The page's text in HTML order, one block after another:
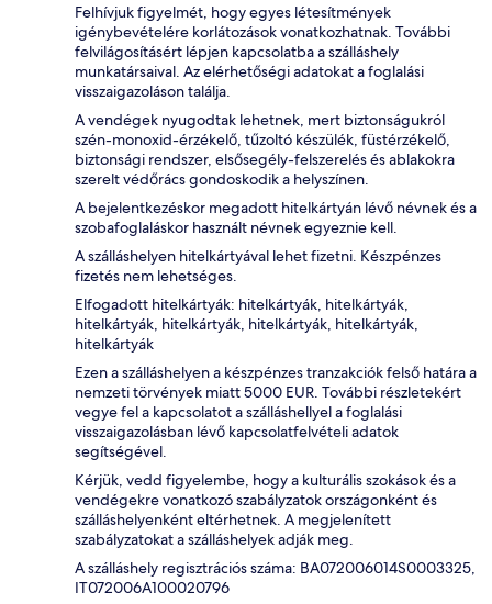
Felhívjuk figyelmét, hogy egyes létesítmények
igénybevételére korlátozások vonatkozhatnak. További
felvilágosításért lépjen kapcsolatba a szálláshely
munkatársaival. Az elérhetőségi adatokat a foglalási
visszaigazoláson találja.
A vendégek nyugodtak lehetnek, mert biztonságukról
szén-monoxid-érzékelő, tűzoltó készülék, füstérzékelő,
biztonsági rendszer, elsősegély-felszerelés és ablakokra
szerelt védőrács gondoskodik a helyszínen.
A bejelentkezéskor megadott hitelkártyán lévő névnek és a
szobafoglaláskor használt névnek egyeznie kell.
A szálláshelyen hitelkártyával lehet fizetni. Készpénzes
fizetés nem lehetséges.
Elfogadott hitelkártyák: hitelkártyák, hitelkártyák,
hitelkártyák, hitelkártyák, hitelkártyák, hitelkártyák,
hitelkártyák
Ezen a szálláshelyen a készpénzes tranzakciók felső határa a
nemzeti törvények miatt 5000 EUR. További részletekért
vegye fel a kapcsolatot a szálláshellyel a foglalási
visszaigazolásban lévő kapcsolatfelvételi adatok
segítségével.
Kérjük, vedd figyelembe, hogy a kulturális szokások és a
vendégekre vonatkozó szabályzatok országonként és
szálláshelyenként eltérhetnek. A megjelenített
szabályzatokat a szálláshelyek adják meg.
A szálláshely regisztrációs száma: BA072006014S0003325,
IT072006A100020796